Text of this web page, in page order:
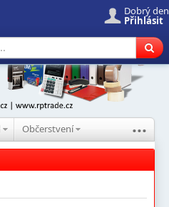
Dobrý den
Přihlásit
Hledat
Občerstvení ...